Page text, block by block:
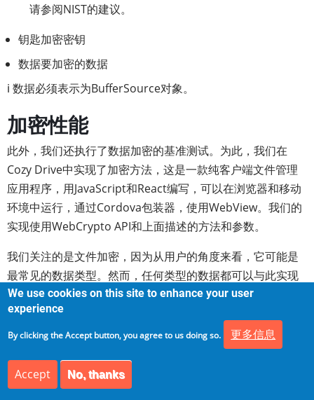
请参阅NIST的建议。
钥匙加密密钥
数据要加密的数据
ℹ️ 数据必须表示为BufferSource对象。
加密性能
此外，我们还执行了数据加密的基准测试。为此，我们在
Cozy Drive中实现了加密方法，这是一款纯客户端文件管理
应用程序，用JavaScript和React编写，可以在浏览器和移动
环境中运行，通过Cordova包装器，使用WebView。我们的
实现使用WebCrypto API和上面描述的方法和参数。
我们关注的是文件加密，因为从用户的角度来看，它可能是
最常见的数据类型。然而，任何类型的数据都可以与此实现
一起使用，因为加密模块作为web模块与应用程序逻辑分
离。所有代码都是开源的，可以在Github上获得。
除了加密成本本身，我们还评估了读取成本，因为这是加密
文件的必要步骤。
我们在以下环境中进行了测试：
We use cookies on this site to enhance your user
experience
By clicking the Accept button, you agree to us doing so. 更多信息
Accept No, thanks